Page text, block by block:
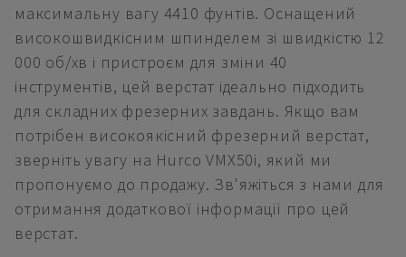
максимальну вагу 4410 фунтів. Оснащений
високошвидкісним шпинделем зі швидкістю 12
000 об/хв і пристроєм для зміни 40
інструментів, цей верстат ідеально підходить
для складних фрезерних завдань. Якщо вам
потрібен високоякісний фрезерний верстат,
зверніть увагу на Hurco VMX50i, який ми
пропонуємо до продажу. Зв'яжіться з нами для
отримання додаткової інформації про цей
верстат.